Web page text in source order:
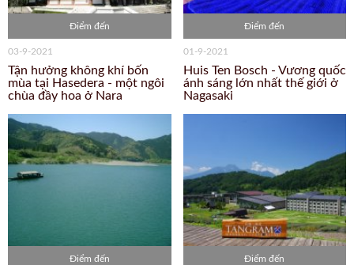
Điểm đến
03-9-2021
Tận hưởng không khí bốn
mùa tại Hasedera - một ngôi
chùa đầy hoa ở Nara
Điểm đến
01-9-2021
Huis Ten Bosch - Vương quốc
ánh sáng lớn nhất thế giới ở
Nagasaki
Điểm đến Điểm đến